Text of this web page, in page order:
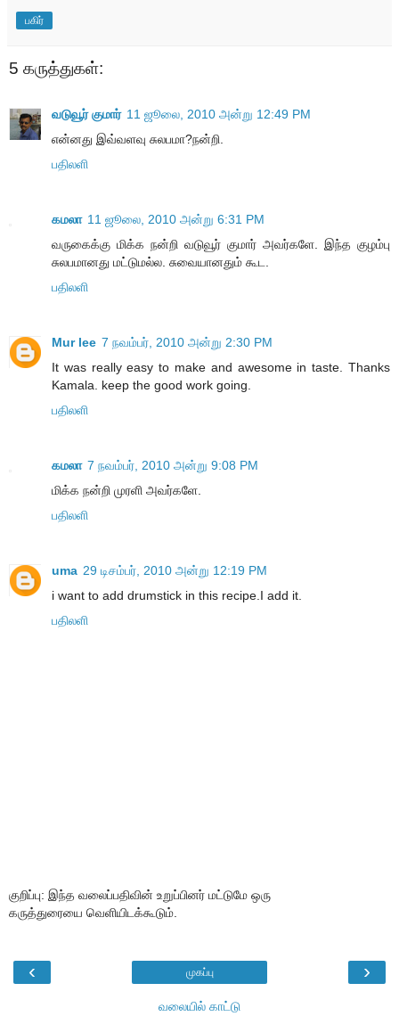
பகிர்
5 கருத்துகள்:
வடுவூர் குமார் 11 ஜூலை, 2010 அன்று 12:49 PM
என்ன‌து இவ்வ‌ள‌வு சுல‌ப‌மா?ந‌ன்றி.
பதிலளி
கமலா 11 ஜூலை, 2010 அன்று 6:31 PM
வருகைக்கு மிக்க நன்றி வடுவூர் குமார் அவர்களே. இந்த குழம்பு
சுலபமானது மட்டுமல்ல. சுவையானதும் கூட.
பதிலளி
Mur lee 7 நவம்பர், 2010 அன்று 2:30 PM
It was really easy to make and awesome in taste. Thanks
Kamala. keep the good work going.
பதிலளி
கமலா 7 நவம்பர், 2010 அன்று 9:08 PM
மிக்க நன்றி முரளி அவர்களே.
பதிலளி
uma 29 டிசம்பர், 2010 அன்று 12:19 PM
i want to add drumstick in this recipe.I add it.
பதிலளி
குறிப்பு: இந்த வலைப்பதிவின் உறுப்பினர் மட்டுமே ஒரு
கருத்துரையை வெளியிடக்கூடும்.
‹ ›
முகப்பு
வலையில் காட்டு